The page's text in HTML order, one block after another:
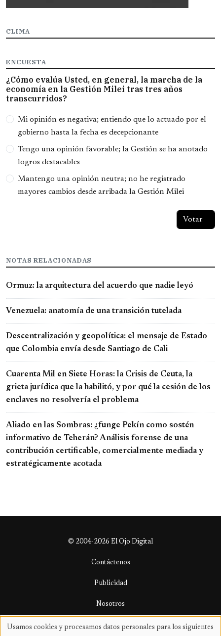
CLIMA
ENCUESTA
¿Cómo evalúa Usted, en general, la marcha de la
economía en la Gestión Milei tras tres años
transcurridos?
Opciones
Mi opinión es negativa; entiendo que lo actuado por el
gobierno hasta la fecha es decepcionante
Tengo una opinión favorable; la Gestión se ha anotado
logros destacables
Mantengo una opinión neutra; no he registrado
mayores cambios desde arribada la Gestión Milei
NOTAS RELACIONADAS
Ormuz: la arquitectura del acuerdo que nadie leyó
Venezuela: anatomía de una transición tutelada
Descentralización y geopolítica: el mensaje de Estado
que Colombia envía desde Santiago de Cali
Cuarenta Mil en Siete Horas: la Crisis de Ceuta, la
grieta jurídica que la habilitó, y por qué la cesión de los
enclaves no resolvería el problema
Aliado en las Sombras: ¿funge Pekín como sostén
informativo de Teherán? Análisis forense de una
contribución certificable, comercialmente mediada y
estratégicamente acotada
© 2004-2026 El Ojo Digital
Contáctenos
Publicidad
Nosotros
Términos y condiciones
Usamos cookies y procesamos datos personales para los siguientes